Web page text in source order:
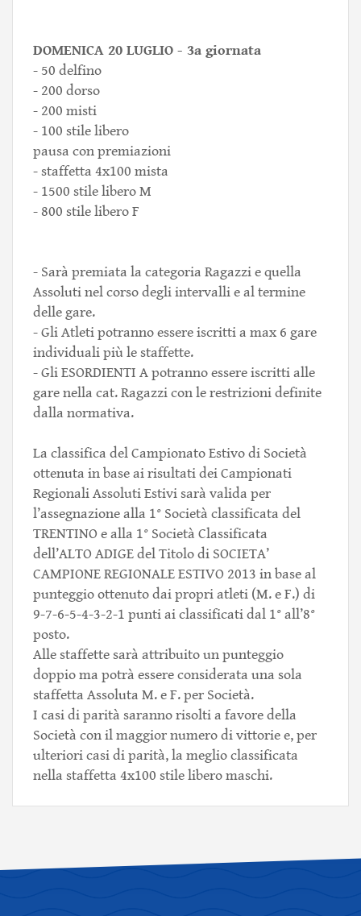
DOMENICA 20 LUGLIO - 3a giornata
- 50 delfino
- 200 dorso
- 200 misti
- 100 stile libero
pausa con premiazioni
- staffetta 4x100 mista
- 1500 stile libero M
- 800 stile libero F
- Sarà premiata la categoria Ragazzi e quella
Assoluti nel corso degli intervalli e al termine
delle gare.
- Gli Atleti potranno essere iscritti a max 6 gare
individuali più le staffette.
- Gli ESORDIENTI A potranno essere iscritti alle
gare nella cat. Ragazzi con le restrizioni definite
dalla normativa.
La classifica del Campionato Estivo di Società
ottenuta in base ai risultati dei Campionati
Regionali Assoluti Estivi sarà valida per
l’assegnazione alla 1° Società classificata del
TRENTINO e alla 1° Società Classificata
dell’ALTO ADIGE del Titolo di SOCIETA’
CAMPIONE REGIONALE ESTIVO 2013 in base al
punteggio ottenuto dai propri atleti (M. e F.) di
9-7-6-5-4-3-2-1 punti ai classificati dal 1° all’8°
posto.
Alle staffette sarà attribuito un punteggio
doppio ma potrà essere considerata una sola
staffetta Assoluta M. e F. per Società.
I casi di parità saranno risolti a favore della
Società con il maggior numero di vittorie e, per
ulteriori casi di parità, la meglio classificata
nella staffetta 4x100 stile libero maschi.